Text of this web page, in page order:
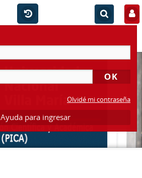
Olvidé mi contraseña
Ayuda para ingresar